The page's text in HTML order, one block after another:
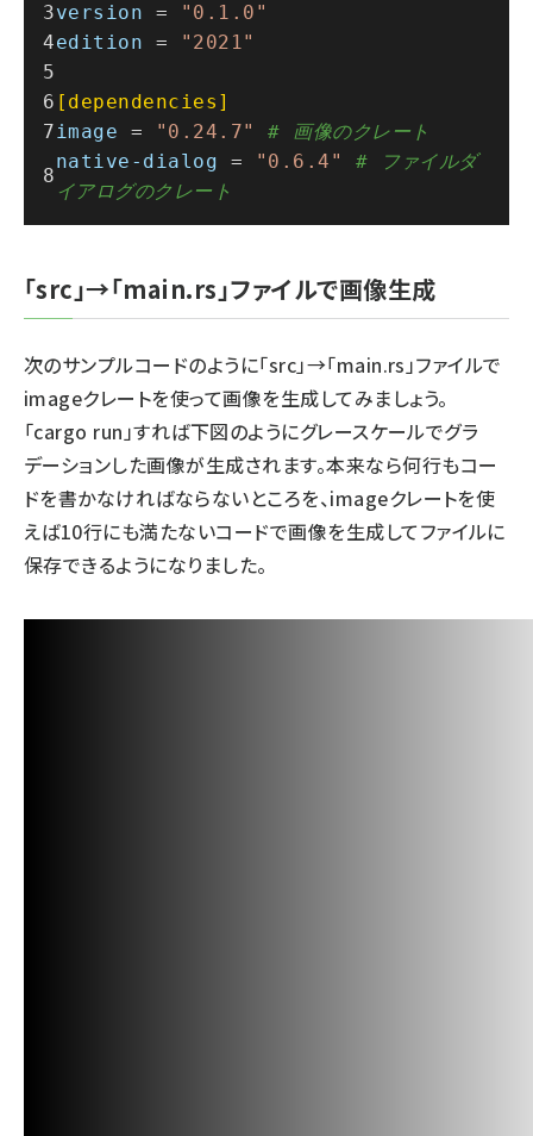
version =
"0.1.0"
edition = "2021"
[dependencies]
image = "0.24.7"
# 画像のクレート
native-dialog = "0.6.4"
# ファイルダ
イアログのクレート
「src」→「main.rs」ファイルで画像生成
次のサンプルコードのように「src」→「main.rs」ファイルで
imageクレートを使って画像を生成してみましょう。
「cargo run」すれば下図のようにグレースケールでグラ
デーションした画像が生成されます。本来なら何行もコー
ドを書かなければならないところを、imageクレートを使
えば10行にも満たないコードで画像を生成してファイルに
保存できるようになりました。